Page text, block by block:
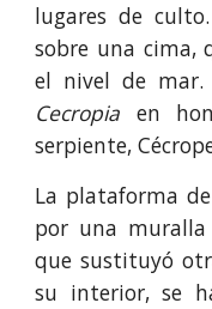
lugares de
sobre una cima,
el nivel de mar.
Cecropia en
serpiente,
La plataforma
por una muralla
que sustituyó
su interior, se